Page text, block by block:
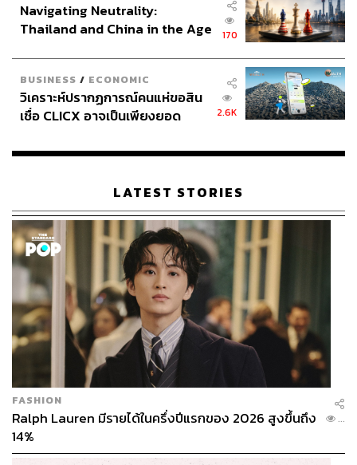
Navigating Neutrality:
Thailand and China in the Age
170
BUSINESS / ECONOMIC
วิเคราะห์ปรากฏการณ์คนแห่ขอสิน
เชื่อ CLICX อาจเป็นเพียงยอด
เรือนไทยที่ถูกซุกไว้
2.6K
LATEST STORIES
FASHION
Ralph Lauren มีรายได้ในครึ่งปีแรกของ 2026 สูงขึ้นถึง
14%
...